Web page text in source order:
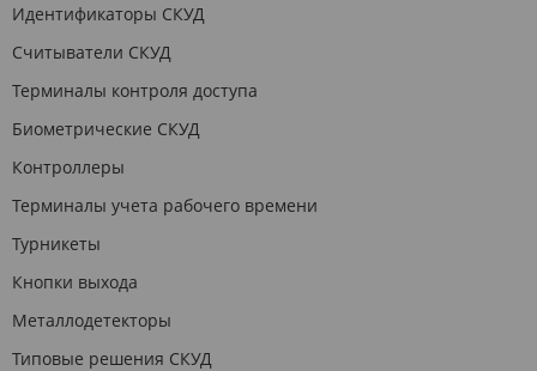
Идентификаторы СКУД
Считыватели СКУД
Терминалы контроля доступа
Биометрические СКУД
Контроллеры
Терминалы учета рабочего времени
Турникеты
Кнопки выхода
Металлодетекторы
Типовые решения СКУД